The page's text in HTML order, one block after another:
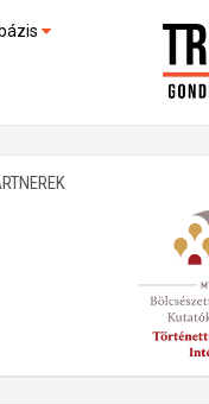
(feltöltés alatt)